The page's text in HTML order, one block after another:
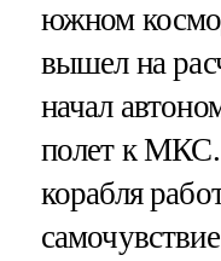
южном
вышел на
начал
полет к
корабля